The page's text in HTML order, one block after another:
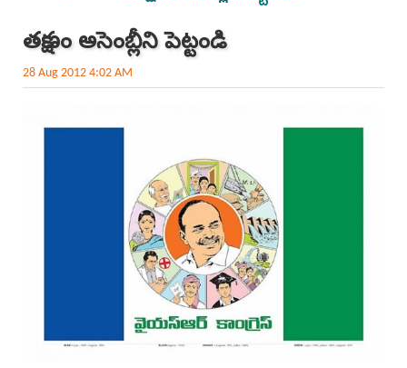
తక్షణం అసెంబ్లీని పెట్టండి
28 Aug 2012 4:02 AM